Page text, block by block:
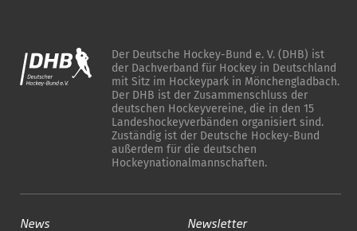
Der Deutsche Hockey-Bund e. V. (DHB) ist
der Dachverband für Hockey in Deutschland
mit Sitz im Hockeypark in Mönchengladbach.
Der DHB ist der Zusammenschluss der
deutschen Hockeyvereine, die in den 15
Landeshockeyverbänden organisiert sind.
Zuständig ist der Deutsche Hockey-Bund
außerdem für die deutschen
Hockeynationalmannschaften.
News
Newsletter